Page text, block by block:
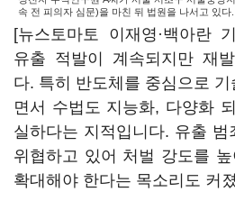
속 전 피의자 심문)을 마친 뒤 법원을 나서고 있다
[뉴스토마토 이재영·백아란
유출 적발이 계속되지만 재
다. 특히 반도체를 중심으로 기
면서 수법도 지능화, 다양화
실하다는 지적입니다. 유출
위협하고 있어 처벌 강도를
확대해야 한다는 목소리도 커